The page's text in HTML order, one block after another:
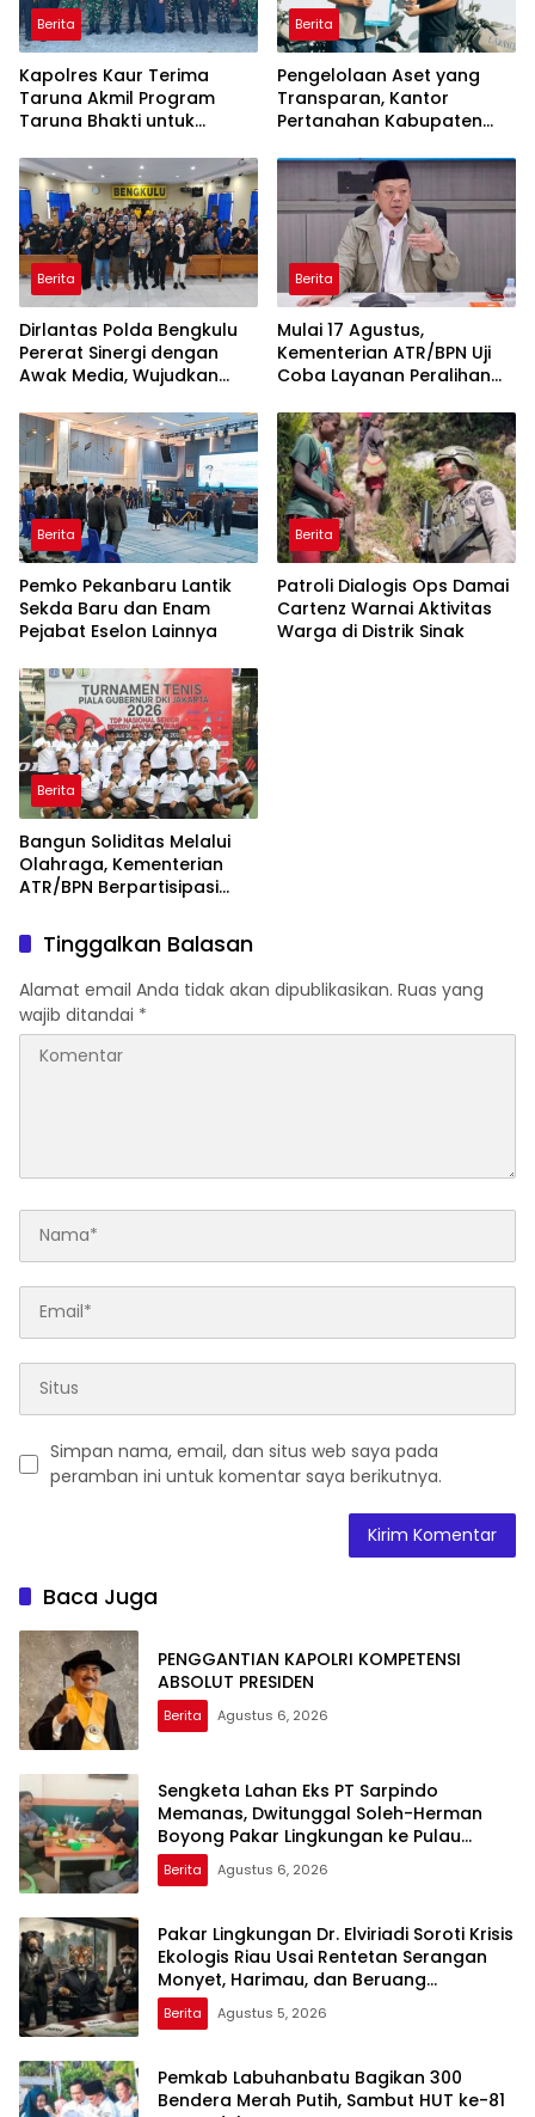
Berita
Kapolres Kaur Terima
Taruna Akmil Program
Taruna Bhakti untuk
Rakyat Kabupaten Kaur
Berita
Pengelolaan Aset yang
Transparan, Kantor
Pertanahan Kabupaten
kepada Pemenang Lelang
Berita
Dirlantas Polda Bengkulu
Pererat Sinergi dengan
Awak Media, Wujudkan
dan Berkualitas
Berita
Mulai 17 Agustus,
Kementerian ATR/BPN Uji
Coba Layanan Peralihan
Berita
Pemko Pekanbaru Lantik
Sekda Baru dan Enam
Pejabat Eselon Lainnya
Berita
Patroli Dialogis Ops Damai
Cartenz Warnai Aktivitas
Warga di Distrik Sinak
Berita
Bangun Soliditas Melalui
Olahraga, Kementerian
ATR/BPN Berpartisipasi
Piala Gubernur DKI Jakarta
2026Tinggalkan Balasan
Alamat email Anda tidak akan dipublikasikan. Ruas yang
wajib ditandai *
Simpan nama, email, dan situs web saya pada
peramban ini untuk komentar saya berikutnya.
Baca Juga
PENGGANTIAN KAPOLRI KOMPETENSI
ABSOLUT PRESIDEN
Berita Agustus 6, 2026
Sengketa Lahan Eks PT Sarpindo
Memanas, Dwitunggal Soleh-Herman
Boyong Pakar Lingkungan ke Pulau
Rupat
Berita Agustus 6, 2026
Pakar Lingkungan Dr. Elviriadi Soroti Krisis
Ekologis Riau Usai Rentetan Serangan
Monyet, Harimau, dan Beruang
Terhadap Warga
Berita Agustus 5, 2026
Pemkab Labuhanbatu Bagikan 300
Bendera Merah Putih, Sambut HUT ke-81